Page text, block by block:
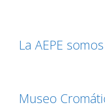
La AEPE
Museo